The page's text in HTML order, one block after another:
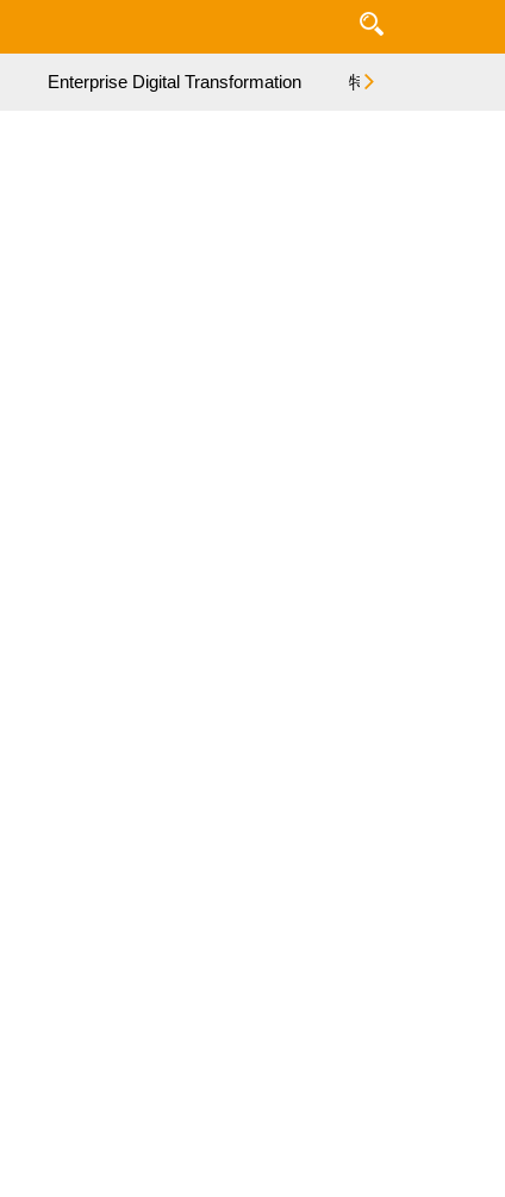
Enterprise Digital Transformation 特集